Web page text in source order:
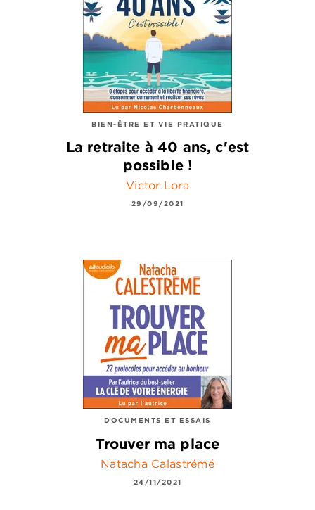
BIEN-ÊTRE ET VIE PRATIQUE
La retraite à 40 ans, c'est
possible !
Victor Lora
29/09/2021
DOCUMENTS ET ESSAIS
Trouver ma place
Natacha Calastrémé
24/11/2021